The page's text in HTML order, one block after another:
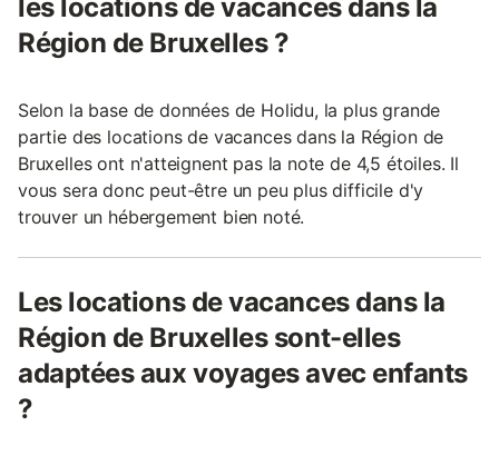
les locations de vacances dans la
Région de Bruxelles ?
Selon la base de données de Holidu, la plus grande
partie des locations de vacances dans la Région de
Bruxelles ont n'atteignent pas la note de 4,5 étoiles. Il
vous sera donc peut-être un peu plus difficile d'y
trouver un hébergement bien noté.
Les locations de vacances dans la
Région de Bruxelles sont-elles
adaptées aux voyages avec enfants
?